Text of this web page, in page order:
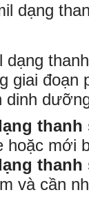
dạng
dạng
giai đoạn
dinh
thanh
hoặc mới
thanh
và cần